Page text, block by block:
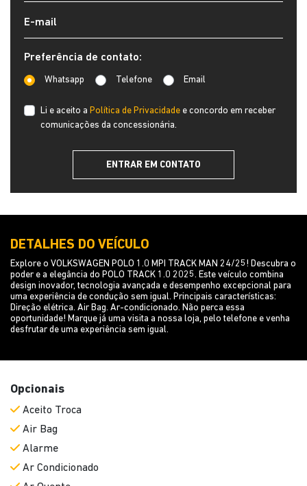
Preferência de contato:
Whatsapp Telefone Email
Li e aceito a Política de Privacidade e concordo em receber
comunicações da concessionária.
ENTRAR EM CONTATO
DETALHES DO VEÍCULO
Explore o VOLKSWAGEN POLO 1.0 MPI TRACK MAN 24/25! Descubra o
poder e a elegância do POLO TRACK 1.0 2025. Este veículo combina
design inovador, tecnologia avançada e desempenho excepcional para
uma experiência de condução sem igual. Principais características:
Direção elétrica. Air Bag. Ar-condicionado. Não perca essa
oportunidade! Marque já uma visita a nossa loja, pelo telefone e venha
desfrutar de uma experiência sem igual.
Opcionais
Aceito Troca
Air Bag
Alarme
Ar Condicionado